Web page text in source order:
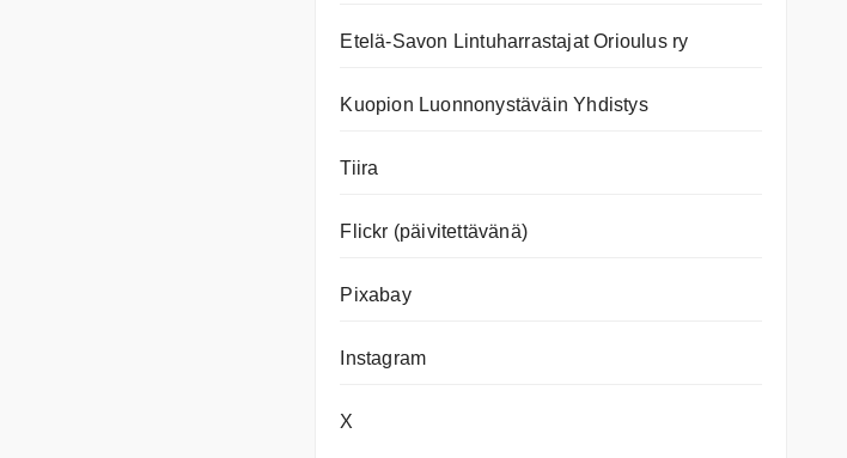
Etelä-Savon Lintuharrastajat Orioulus ry
Kuopion Luonnonystäväin Yhdistys
Tiira
Flickr (päivitettävänä)
Pixabay
Instagram
X